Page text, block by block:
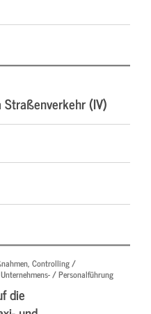
(IV)
Controlling /
/ Personalführung
die